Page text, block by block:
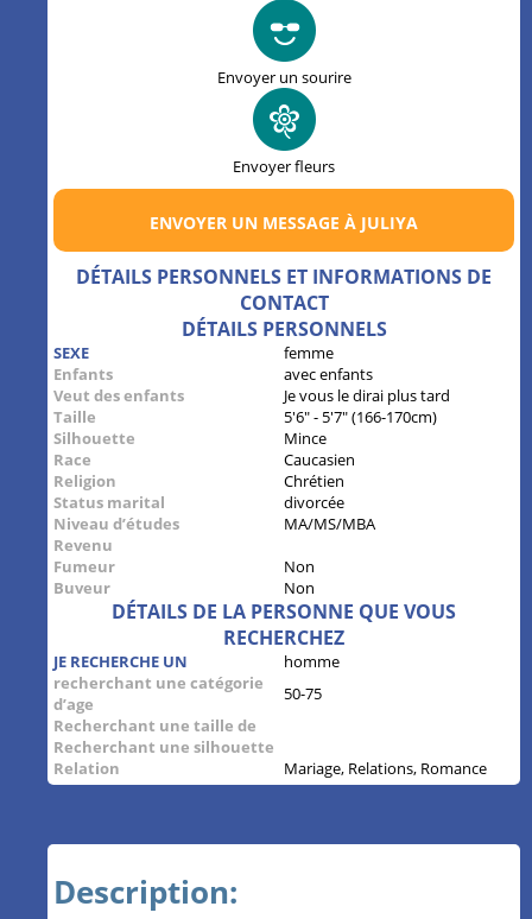
Envoyer un sourire
Envoyer fleurs
ENVOYER UN MESSAGE À JULIYA
DÉTAILS PERSONNELS ET INFORMATIONS DE
CONTACT
DÉTAILS PERSONNELS
SEXE
femme
Enfants
avec enfants
Veut des enfants
Je vous le dirai plus tard
Taille
5'6" - 5'7" (166-170cm)
Silhouette
Mince
Race
Caucasien
Religion
Chrétien
Status marital
divorcée
Niveau d’études
MA/MS/MBA
Revenu
Fumeur
Non
Buveur
Non
DÉTAILS DE LA PERSONNE QUE VOUS
RECHERCHEZ
JE RECHERCHE UN
homme
recherchant une catégorie
d’age
50-75
Recherchant une taille de
Recherchant une silhouette
Relation
Mariage, Relations, Romance
Description: